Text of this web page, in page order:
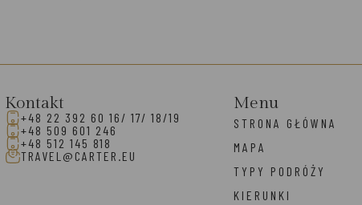
Kontakt
+48 22 392 60 16/ 17/ 18/19
+48 509 601 246
+48 512 145 818
TRAVEL@CARTER.EU
Menu
STRONA GŁÓWNA
MAPA
TYPY PODRÓŻY
KIERUNKI